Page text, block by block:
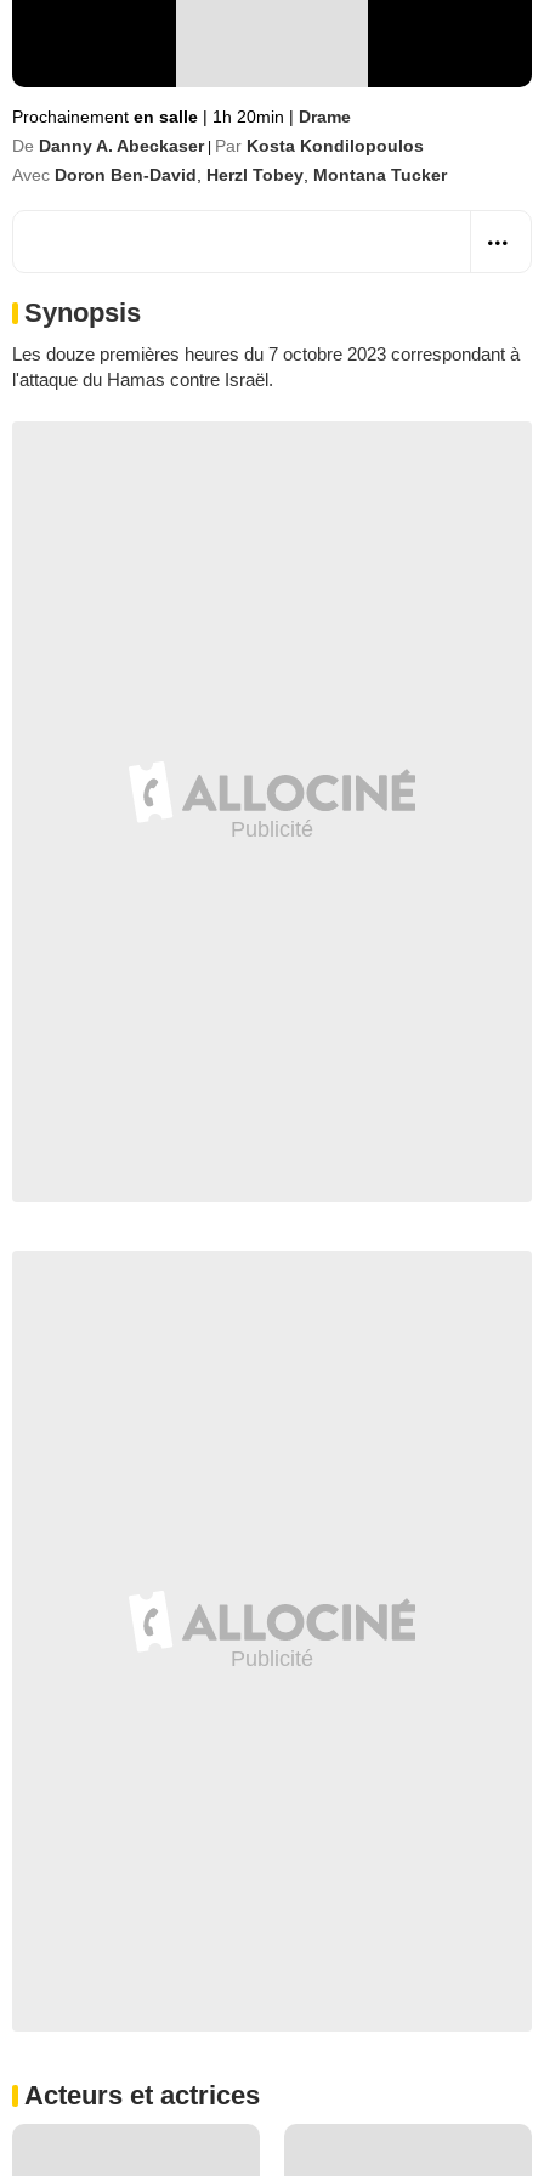
Prochainement en salle | 1h 20min | Drame
De Danny A. Abeckaser Par Kosta Kondilopoulos
Avec Doron Ben-David Herzl Tobey Montana Tucker
Synopsis
Les douze premières heures du 7 octobre 2023 correspondant à
l'attaque du Hamas contre Israël.
Acteurs et actrices